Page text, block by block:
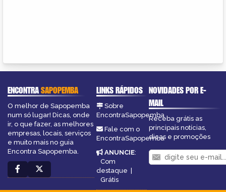
ENCONTRASAPOPEMBA
O melhor de Sapopemba
num só lugar! Dicas, onde
ir, o que fazer, as melhores
empresas, locais, serviços
e muito mais no guia
Encontra Sapopemba.
LINKS RÁPIDOS
Sobre
EncontraSapopemba
Fale com o
EncontraSapopemba
ANUNCIE:
Com
destaque |
Grátis
NOVIDADES POR E-
MAIL
Receba grátis as
principais notícias,
dicas e promoções